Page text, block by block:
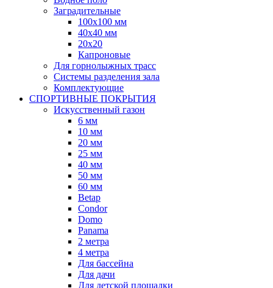
Заградительные
100х100 мм
40х40 мм
20х20
Капроновые
Для горнолыжных трасс
Системы разделения зала
Комплектующие
СПОРТИВНЫЕ ПОКРЫТИЯ
Искусственный газон
6 мм
10 мм
20 мм
25 мм
40 мм
50 мм
60 мм
Betap
Condor
Domo
Panama
2 метра
4 метра
Для бассейна
Для дачи
Для детской площадки